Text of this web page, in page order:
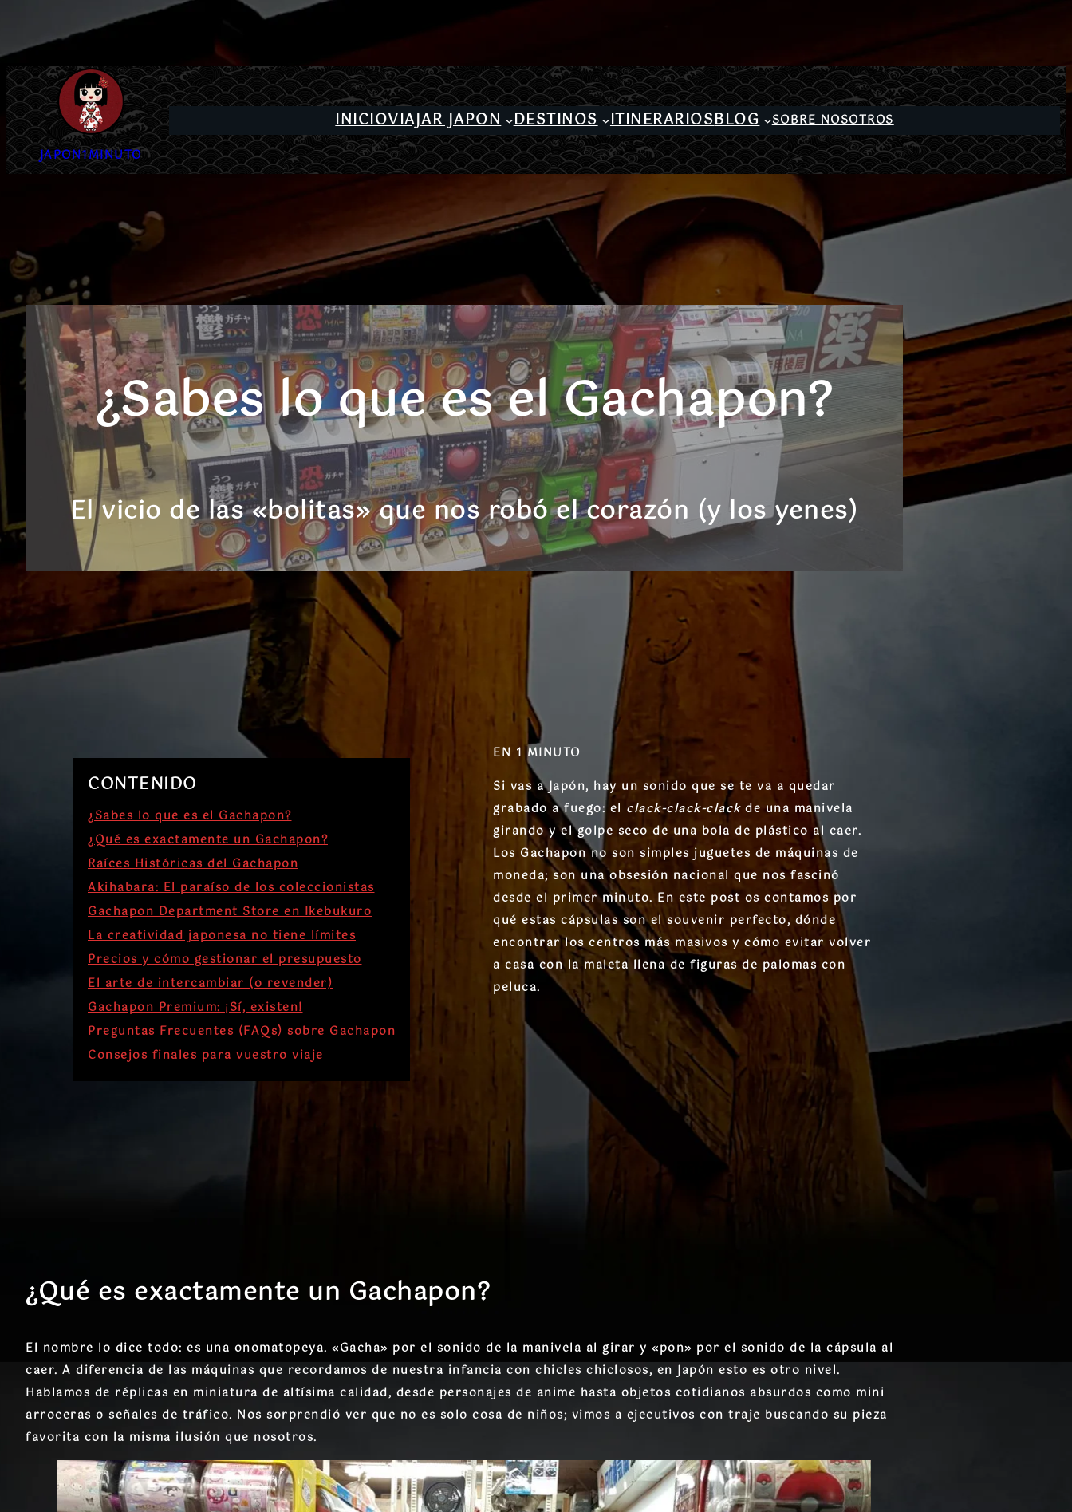
JAPON1MINUTO
INICIOVIAJAR JAPON DESTINOS ITINERARIOSBLOG SOBRE NOSOTROS
¿Sabes lo que es el Gachapon?
El vicio de las «bolitas» que nos robó el corazón (y los yenes)
CONTENIDO
¿Sabes lo que es el Gachapon?
¿Qué es exactamente un Gachapon?
Raíces Históricas del Gachapon
Akihabara: El paraíso de los coleccionistas
Gachapon Department Store en Ikebukuro
La creatividad japonesa no tiene límites
Precios y cómo gestionar el presupuesto
El arte de intercambiar (o revender)
Gachapon Premium: ¡Sí, existen!
Preguntas Frecuentes (FAQs) sobre Gachapon
Consejos finales para vuestro viaje
EN 1 MINUTO
Si vas a Japón, hay un sonido que se te va a quedar
grabado a fuego: el clack-clack-clackde una manivela
girando y el golpe seco de una bola de plástico al caer.
Los Gachapon no son simples juguetes de máquinas de
moneda; son una obsesión nacional que nos fascinó
desde el primer minuto. En este post os contamos por
qué estas cápsulas son el souvenir perfecto, dónde
encontrar los centros más masivos y cómo evitar volver
a casa con la maleta llena de figuras de palomas con
peluca.
¿Qué es exactamente un Gachapon?
El nombre lo dice todo: es una onomatopeya. «Gacha» por el sonido de la manivela al girar y «pon» por el sonido de la cápsula al
caer. A diferencia de las máquinas que recordamos de nuestra infancia con chicles chiclosos, en Japón esto es otro nivel.
Hablamos de réplicas en miniatura de altísima calidad, desde personajes de anime hasta objetos cotidianos absurdos como mini
arroceras o señales de tráfico. Nos sorprendió ver que no es solo cosa de niños; vimos a ejecutivos con traje buscando su pieza
favorita con la misma ilusión que nosotros.